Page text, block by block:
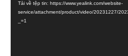
Video
Tải về tệp tin: https://www.yealink.com/website-
service/attachment/product/video/20231227/
_=1